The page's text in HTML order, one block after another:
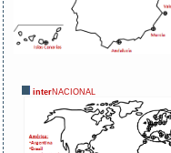
interNACIONAL